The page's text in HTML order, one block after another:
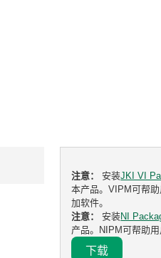
注意： 安装JKI VI
本产品。VIPM可帮
加软件。
注意： 安装NI
产品。NIPM可帮助
下载